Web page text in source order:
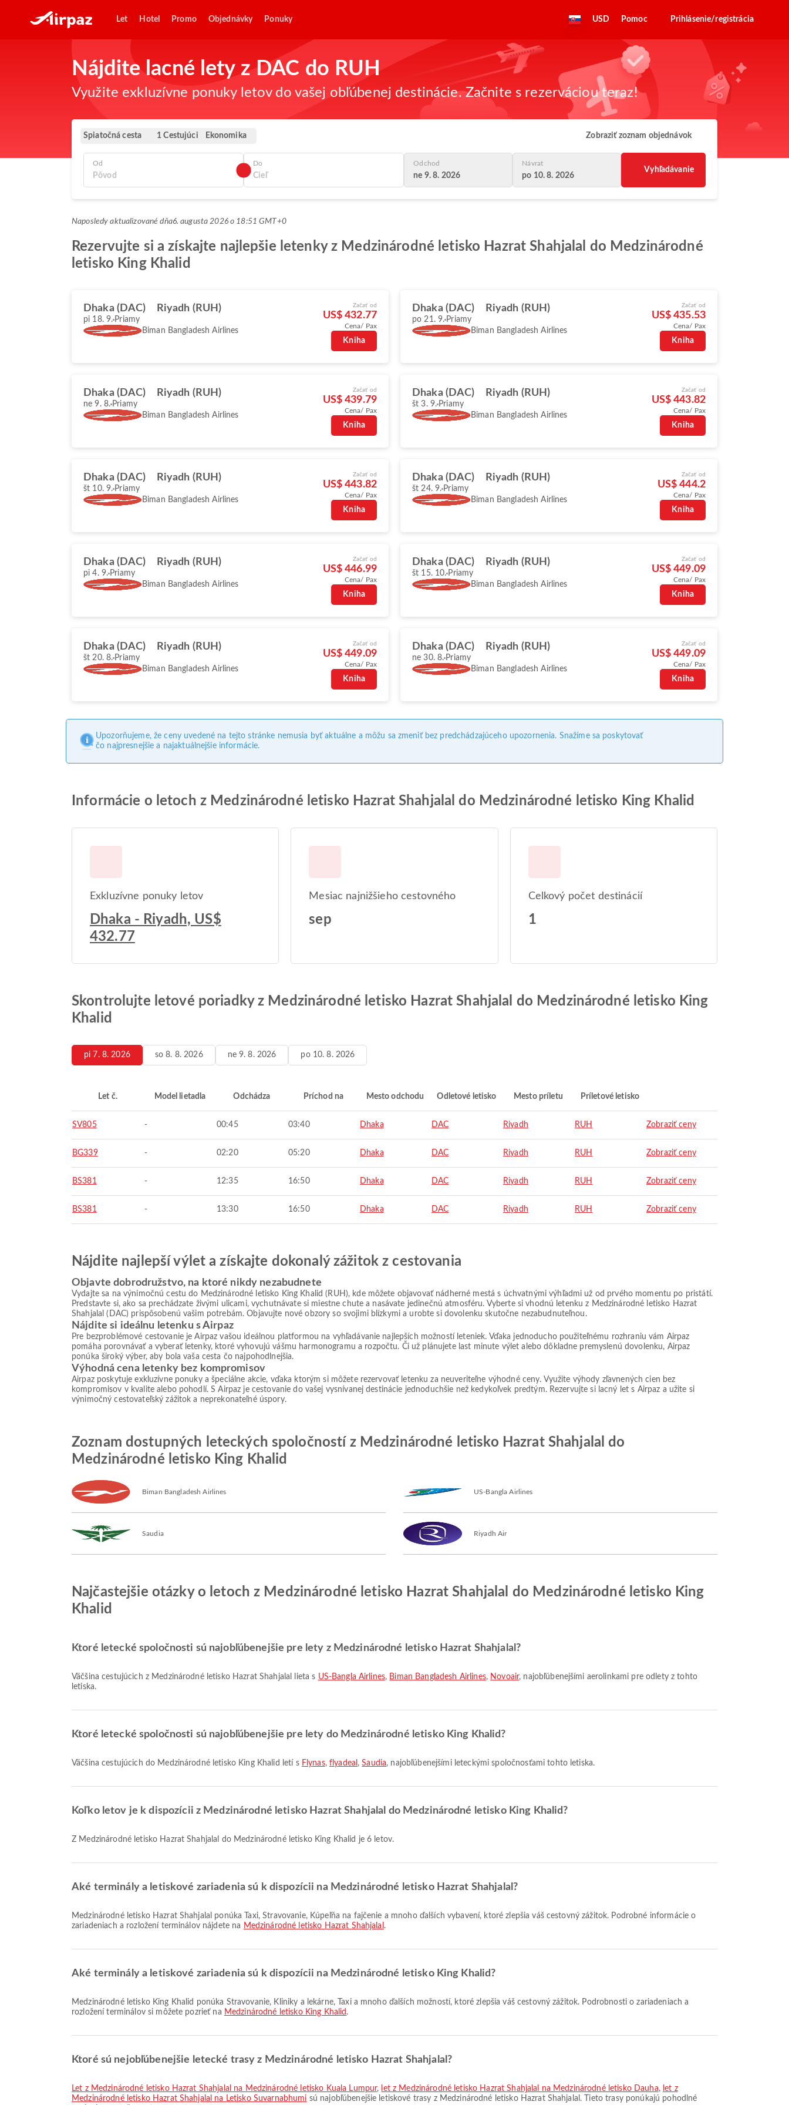
Let Hotel Promo Objednávky Ponuky USD Pomoc Prihlásenie/registrácia
Nájdite lacné lety z DAC do RUH
Využite exkluzívne ponuky letov do vašej obľúbenej destinácie. Začnite s rezerváciou teraz!
Spiatočná cesta 1 Cestujúci Ekonomika Zobraziť zoznam objednávok
Od Do Odchod
ne 9. 8. 2026
Návrat
po 10. 8. 2026
Vyhľadávanie
Naposledy aktualizované dňa6. augusta 2026 o 18:51 GMT+0
Rezervujte si a získajte najlepšie letenky z Medzinárodné letisko Hazrat Shahjalal do Medzinárodné
letisko King Khalid
Dhaka (DAC) Riyadh (RUH)
pi 18. 9. Priamy
Biman Bangladesh Airlines
Začať od
US$ 432.77
Cena/ Pax
Kniha
Dhaka (DAC) Riyadh (RUH)
po 21. 9. Priamy
Biman Bangladesh Airlines
Začať od
US$ 435.53
Cena/ Pax
Kniha
Dhaka (DAC) Riyadh (RUH)
ne 9. 8. Priamy
Biman Bangladesh Airlines
Začať od
US$ 439.79
Cena/ Pax
Kniha
Dhaka (DAC) Riyadh (RUH)
št 3. 9. Priamy
Biman Bangladesh Airlines
Začať od
US$ 443.82
Cena/ Pax
Kniha
Dhaka (DAC) Riyadh (RUH)
št 10. 9. Priamy
Biman Bangladesh Airlines
Začať od
US$ 443.82
Cena/ Pax
Kniha
Dhaka (DAC) Riyadh (RUH)
št 24. 9. Priamy
Biman Bangladesh Airlines
Začať od
US$ 444.2
Cena/ Pax
Kniha
Dhaka (DAC) Riyadh (RUH)
pi 4. 9. Priamy
Biman Bangladesh Airlines
Začať od
US$ 446.99
Cena/ Pax
Kniha
Dhaka (DAC) Riyadh (RUH)
št 15. 10. Priamy
Biman Bangladesh Airlines
Začať od
US$ 449.09
Cena/ Pax
Kniha
Dhaka (DAC) Riyadh (RUH)
št 20. 8. Priamy
Biman Bangladesh Airlines
Začať od
US$ 449.09
Cena/ Pax
Kniha
Dhaka (DAC) Riyadh (RUH)
ne 30. 8. Priamy
Biman Bangladesh Airlines
Začať od
US$ 449.09
Cena/ Pax
Kniha
Upozorňujeme, že ceny uvedené na tejto stránke nemusia byť aktuálne a môžu sa zmeniť bez predchádzajúceho upozornenia. Snažíme sa poskytovať
čo najpresnejšie a najaktuálnejšie informácie.
Informácie o letoch z Medzinárodné letisko Hazrat Shahjalal do Medzinárodné letisko King Khalid
Exkluzívne ponuky letov
Dhaka - Riyadh, US$
432.77
Mesiac najnižšieho cestovného
sep
Celkový počet destinácií
1
Skontrolujte letové poriadky z Medzinárodné letisko Hazrat Shahjalal do Medzinárodné letisko King
Khalid
pi 7. 8. 2026 so 8. 8. 2026 ne 9. 8. 2026 po 10. 8. 2026
Let č. Model lietadla Odchádza Príchod na Mesto odchodu Odletové letisko Mesto príletu Príletové letisko
SV805 - 00:45 03:40 Dhaka DAC Riyadh RUH Zobraziť ceny
BG339 - 02:20 05:20 Dhaka DAC Riyadh RUH Zobraziť ceny
BS381 - 12:35 16:50 Dhaka DAC Riyadh RUH Zobraziť ceny
BS381 - 13:30 16:50 Dhaka DAC Riyadh RUH Zobraziť ceny
Nájdite najlepší výlet a získajte dokonalý zážitok z cestovania
Objavte dobrodružstvo, na ktoré nikdy nezabudnete
Vydajte sa na výnimočnú cestu do Medzinárodné letisko King Khalid (RUH), kde môžete objavovať nádherné mestá s úchvatnými výhľadmi už od prvého momentu po pristátí.
Predstavte si, ako sa prechádzate živými ulicami, vychutnávate si miestne chute a nasávate jedinečnú atmosféru. Vyberte si vhodnú letenku z Medzinárodné letisko Hazrat
Shahjalal (DAC) prispôsobenú vašim potrebám. Objavujte nové obzory so svojimi blízkymi a urobte si dovolenku skutočne nezabudnuteľnou.
Nájdite si ideálnu letenku s Airpaz
Pre bezproblémové cestovanie je Airpaz vašou ideálnou platformou na vyhľadávanie najlepších možností leteniek. Vďaka jednoducho použiteľnému rozhraniu vám Airpaz
pomáha porovnávať a vyberať letenky, ktoré vyhovujú vášmu harmonogramu a rozpočtu. Či už plánujete last minute výlet alebo dôkladne premyslenú dovolenku, Airpaz
ponúka široký výber, aby bola vaša cesta čo najpohodlnejšia.
Výhodná cena letenky bez kompromisov
Airpaz poskytuje exkluzívne ponuky a špeciálne akcie, vďaka ktorým si môžete rezervovať letenku za neuveriteľne výhodné ceny. Využite výhody zľavnených cien bez
kompromisov v kvalite alebo pohodlí. S Airpaz je cestovanie do vašej vysnívanej destinácie jednoduchšie než kedykoľvek predtým. Rezervujte si lacný let s Airpaz a užite si
výnimočný cestovateľský zážitok a neprekonateľné úspory.
Zoznam dostupných leteckých spoločností z Medzinárodné letisko Hazrat Shahjalal do
Medzinárodné letisko King Khalid
Biman Bangladesh Airlines US-Bangla Airlines
Saudia Riyadh Air
Najčastejšie otázky o letoch z Medzinárodné letisko Hazrat Shahjalal do Medzinárodné letisko King
Khalid
Ktoré letecké spoločnosti sú najobľúbenejšie pre lety z Medzinárodné letisko Hazrat Shahjalal?
Väčšina cestujúcich z Medzinárodné letisko Hazrat Shahjalal lieta s US-Bangla Airlines, Biman Bangladesh Airlines, Novoair, najobľúbenejšími aerolinkami pre odlety z tohto
letiska.
Ktoré letecké spoločnosti sú najobľúbenejšie pre lety do Medzinárodné letisko King Khalid?
Väčšina cestujúcich do Medzinárodné letisko King Khalid letí s Flynas, flyadeal ,Saudia, najobľúbenejšími leteckými spoločnosťami tohto letiska.
Koľko letov je k dispozícii z Medzinárodné letisko Hazrat Shahjalal do Medzinárodné letisko King Khalid?
Z Medzinárodné letisko Hazrat Shahjalal do Medzinárodné letisko King Khalid je 6 letov.
Aké terminály a letiskové zariadenia sú k dispozícii na Medzinárodné letisko Hazrat Shahjalal?
Medzinárodné letisko Hazrat Shahjalal ponúka Taxi, Stravovanie, Kúpeľňa na fajčenie a mnoho ďalších vybavení, ktoré zlepšia váš cestovný zážitok. Podrobné informácie o
zariadeniach a rozložení terminálov nájdete na Medzinárodné letisko Hazrat Shahjalal .
Aké terminály a letiskové zariadenia sú k dispozícii na Medzinárodné letisko King Khalid?
Medzinárodné letisko King Khalid ponúka Stravovanie, Kliniky a lekárne, Taxi a mnoho ďalších možností, ktoré zlepšia váš cestovný zážitok. Podrobnosti o zariadeniach a
rozložení terminálov si môžete pozrieť na Medzinárodné letisko King Khalid .
Ktoré sú nejobľúbenejšie letecké trasy z Medzinárodné letisko Hazrat Shahjalal?
let z Medzinárodné letisko Hazrat Shahjalal na Medzinárodné letisko Kuala Lumpur, let z Medzinárodné letisko Hazrat Shahjalal na Medzinárodné letisko Dauha, let z
Medzinárodné letisko Hazrat Shahjalal na Letisko Suvarnabhumi sú najobľúbenejšie letiskové trasy z Medzinárodné letisko Hazrat Shahjalal. Tieto trasy ponúkajú pohodlné